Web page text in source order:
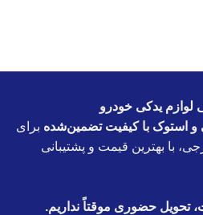
یدکی خودرو
و استوک با کیفیت تضمین‌شده برای
با بهترین قیمت و پشتیبانی
تحویل حضوری موقتاً نداریم.